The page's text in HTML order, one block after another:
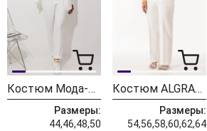
Костюм Мода-Юрс 26-2792-1 молочный
Размеры:
44,46,48,50
Костюм ALGRANDA (Новелла Шарм) 4168-2
Размеры:
54,56,58,60,62,64